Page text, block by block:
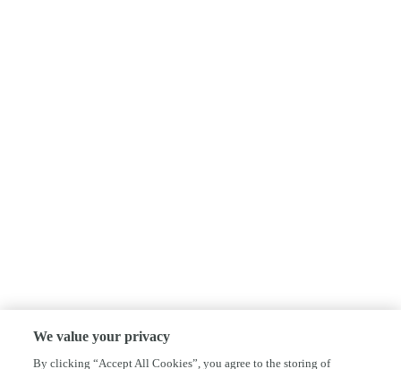
We value your privacy
By clicking “Accept All Cookies”, you agree to the storing of